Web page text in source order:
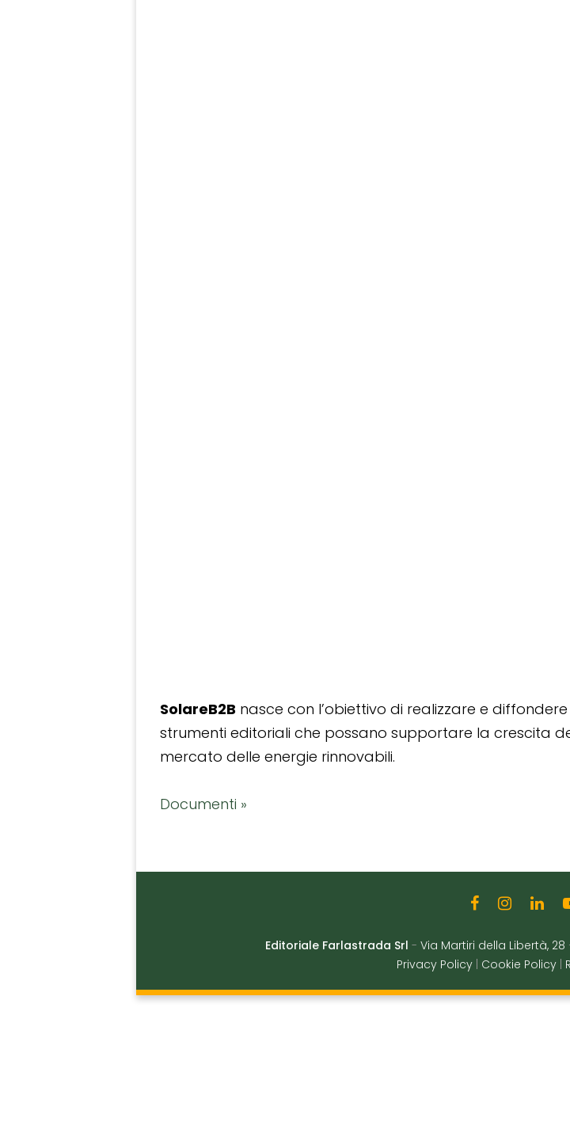
SolareB2B nasce con l’obiettivo di realizzare e diffondere
strumenti editoriali che possano supportare la crescita
mercato delle energie rinnovabili.
Documenti »
Editoriale Farlastrada Srl - Via Martiri della Libertà, 28
Privacy Policy
Cookie Policy